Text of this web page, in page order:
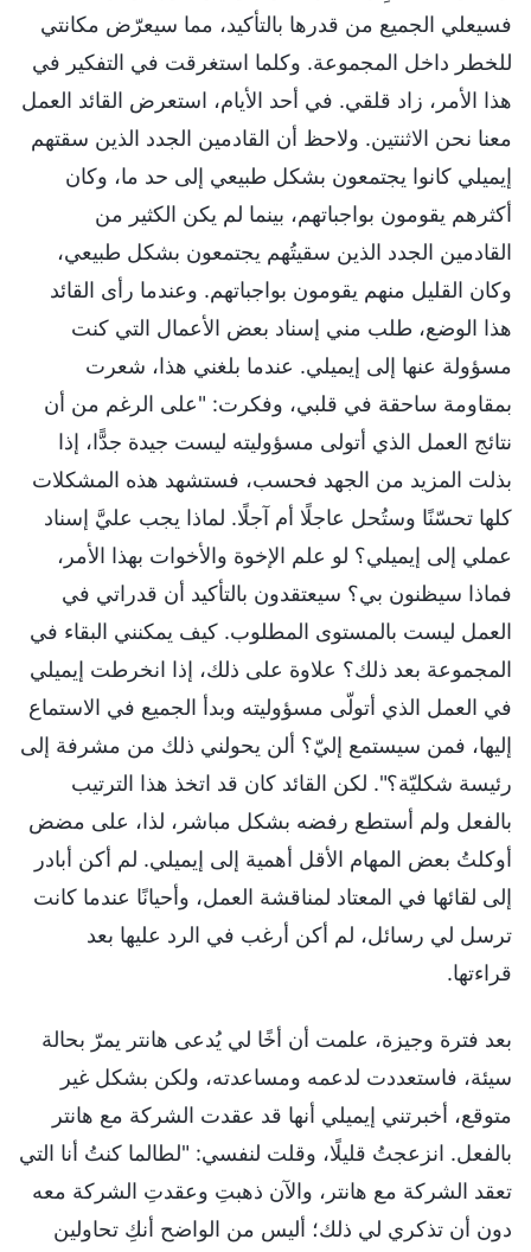
فسيعلي الجميع من قدرها بالتأكيد، مما سيعرّض مكانتي
للخطر داخل المجموعة. وكلما استغرقت في التفكير في
هذا الأمر، زاد قلقي. في أحد الأيام، استعرض القائد العمل
معنا نحن الاثنتين. ولاحظ أن القادمين الجدد الذين سقتهم
إيميلي كانوا يجتمعون بشكل طبيعي إلى حد ما، وكان
أكثرهم يقومون بواجباتهم، بينما لم يكن الكثير من
القادمين الجدد الذين سقيتُهم يجتمعون بشكل طبيعي،
وكان القليل منهم يقومون بواجباتهم. وعندما رأى القائد
هذا الوضع، طلب مني إسناد بعض الأعمال التي كنت
مسؤولة عنها إلى إيميلي. عندما بلغني هذا، شعرت
بمقاومة ساحقة في قلبي، وفكرت: "على الرغم من أن
نتائج العمل الذي أتولى مسؤوليته ليست جيدة جدًّا، إذا
بذلت المزيد من الجهد فحسب، فستشهد هذه المشكلات
كلها تحسّنًا وستُحل عاجلًا أم آجلًا. لماذا يجب عليَّ إسناد
عملي إلى إيميلي؟ لو علم الإخوة والأخوات بهذا الأمر،
فماذا سيظنون بي؟ سيعتقدون بالتأكيد أن قدراتي في
العمل ليست بالمستوى المطلوب. كيف يمكنني البقاء في
المجموعة بعد ذلك؟ علاوة على ذلك، إذا انخرطت إيميلي
في العمل الذي أتولّى مسؤوليته وبدأ الجميع في الاستماع
إليها، فمن سيستمع إليّ؟ ألن يحولني ذلك من مشرفة إلى
رئيسة شكليّة؟". لكن القائد كان قد اتخذ هذا الترتيب
بالفعل ولم أستطع رفضه بشكل مباشر، لذا، على مضض
أوكلتُ بعض المهام الأقل أهمية إلى إيميلي. لم أكن أبادر
إلى لقائها في المعتاد لمناقشة العمل، وأحيانًا عندما كانت
ترسل لي رسائل، لم أكن أرغب في الرد عليها بعد
قراءتها.
بعد فترة وجيزة، علمت أن أخًا لي يُدعى هانتر يمرّ بحالة
سيئة، فاستعددت لدعمه ومساعدته، ولكن بشكل غير
متوقع، أخبرتني إيميلي أنها قد عقدت الشركة مع هانتر
بالفعل. انزعجتُ قليلًا، وقلت لنفسي: "لطالما كنتُ أنا التي
تعقد الشركة مع هانتر، والآن ذهبتِ وعقدتِ الشركة معه
دون أن تذكري لي ذلك؛ أليس من الواضح أنكِ تحاولين